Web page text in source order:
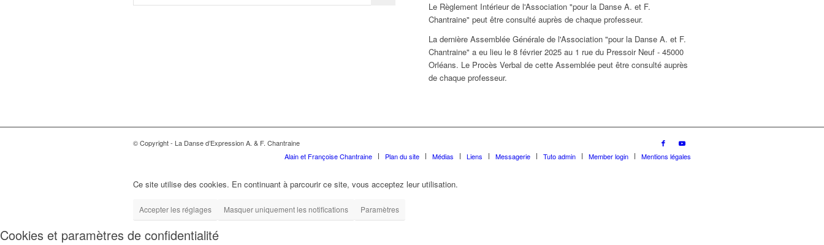
Le Règlement Intérieur de l'Association "pour la Danse A. et F.
Chantraine" peut être consulté auprès de chaque professeur.
La dernière Assemblée Générale de l'Association "pour la Danse A. et F.
Chantraine" a eu lieu le 8 février 2025 au 1 rue du Pressoir Neuf - 45000
Orléans. Le Procès Verbal de cette Assemblée peut être consulté auprès
de chaque professeur.
© Copyright - La Danse d’Expression A. & F. Chantraine
Alain et Françoise Chantraine
Plan du site Médias Liens Messagerie Tuto admin Member login Mentions légales
Ce site utilise des cookies. En continuant à parcourir ce site, vous acceptez leur utilisation.
Accepter les réglages Masquer uniquement les notifications Paramètres
Cookies et paramètres de confidentialité